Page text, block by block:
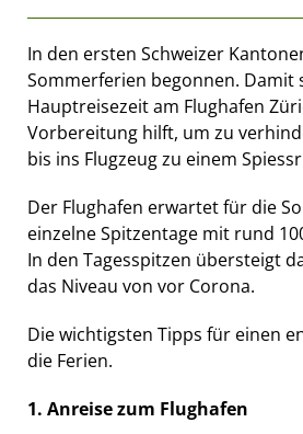
In den ersten Schweizer
Sommerferien begonnen. Damit
Hauptreisezeit am Flughafen
Vorbereitung hilft, um zu
bis ins Flugzeug zu einem
Der Flughafen erwartet für die
einzelne Spitzentage mit rund
In den Tagesspitzen übersteigt
das Niveau von vor Corona.
Die wichtigsten Tipps für einen
die Ferien.
1. Anreise zum Flughafen